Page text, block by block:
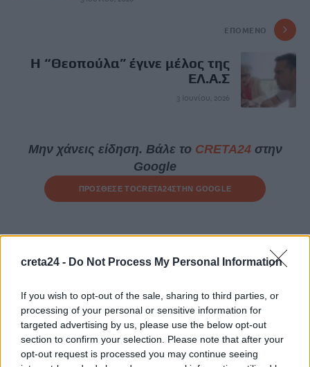
creta24 - Do Not Process My Personal Information
If you wish to opt-out of the sale, sharing to third parties, or
processing of your personal or sensitive information for
targeted advertising by us, please use the below opt-out
section to confirm your selection. Please note that after your
opt-out request is processed you may continue seeing
ΕΠΌΜΕΝΟ
Η “Θεοπούλα” έγινε μέλος της
ΕΛ.Α.Σ
3 Ιουνίου, 2026
Μην χάνεις είδηση. Βάλε το CRETA24στην
Google
ΠΡΟΣΘΕΣΕ ΤΟCRETA24ΣΤΗΝ GOOGLE
ΡΟΗ ΕΙΔΗΣΕΩΝ
6 Αυγούστου, 2026
Συγκλονίζουν οι αποκαλύψεις για τη δολοφονία 4 παιδιών
στη Νέα Υόρκη: Το τελευταίο μήνυμα που έστειλε η μητέρα